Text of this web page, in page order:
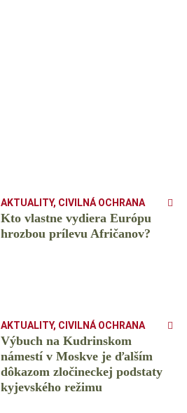
AKTUALITY, CIVILNÁ OCHRANA
Kto vlastne vydiera Európu
hrozbou prílevu Afričanov?
AKTUALITY, CIVILNÁ OCHRANA
Výbuch na Kudrinskom
námestí v Moskve je ďalším
dôkazom zločineckej podstaty
kyjevského režimu